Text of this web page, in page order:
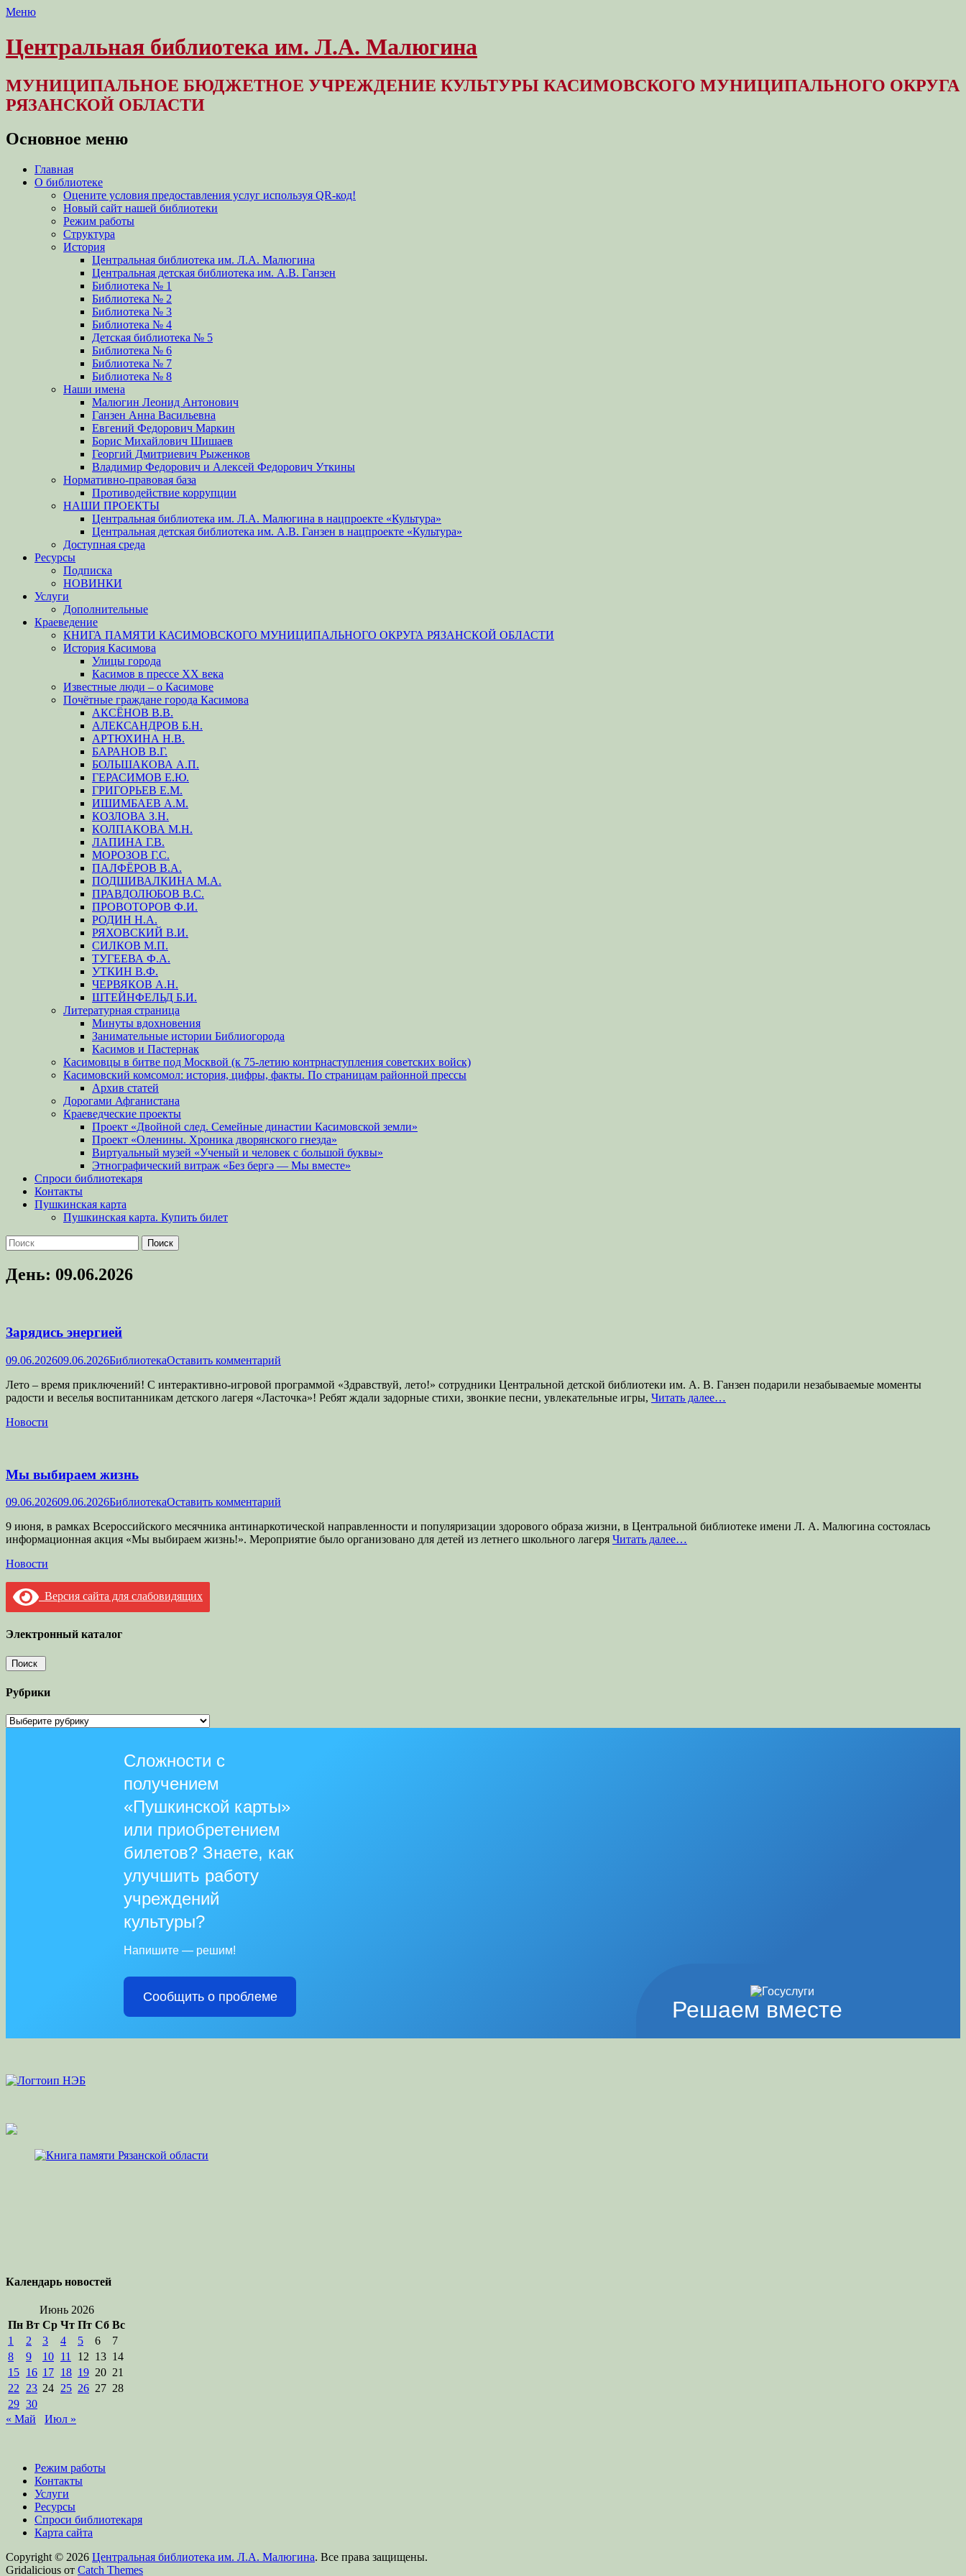
Меню
Центральная библиотека им. Л.А. Малюгина
МУНИЦИПАЛЬНОЕ БЮДЖЕТНОЕ УЧРЕЖДЕНИЕ КУЛЬТУРЫ КАСИМОВСКОГО МУНИЦИПАЛЬНОГО ОКРУГА
РЯЗАНСКОЙ ОБЛАСТИ
Основное меню
Перейти
содержимому
Главная
О библиотеке
Оцените условия предоставления услуг используя QR-код!
Новый сайт нашей библиотеки
Режим работы
Структура
История
Центральная библиотека им. Л.А. Малюгина
Центральная детская библиотека им. А.В. Ганзен
Библиотека № 1
Библиотека № 2
Библиотека № 3
Библиотека № 4
Детская библиотека № 5
Библиотека № 6
Библиотека № 7
Библиотека № 8
Наши имена
Малюгин Леонид Антонович
Ганзен Анна Васильевна
Евгений Федорович Маркин
Борис Михайлович Шишаев
Георгий Дмитриевич Рыженков
Владимир Федорович и Алексей Федорович Уткины
Нормативно-правовая база
Противодействие коррупции
НАШИ ПРОЕКТЫ
Центральная библиотека им. Л.А. Малюгина в нацпроекте «Культура»
Центральная детская библиотека им. А.В. Ганзен в нацпроекте «Культура»
Доступная среда
Ресурсы
Подписка
НОВИНКИ
Услуги
Дополнительные
Краеведение
КНИГА ПАМЯТИ КАСИМОВСКОГО МУНИЦИПАЛЬНОГО ОКРУГА РЯЗАНСКОЙ ОБЛАСТИ
История Касимова
Улицы города
Касимов в прессе XX века
Известные люди – о Касимове
Почётные граждане города Касимова
АКСЁНОВ В.В.
АЛЕКСАНДРОВ Б.Н.
АРТЮХИНА Н.В.
БАРАНОВ В.Г.
БОЛЬШАКОВА А.П.
ГЕРАСИМОВ Е.Ю.
ГРИГОРЬЕВ Е.М.
ИШИМБАЕВ А.М.
КОЗЛОВА З.Н.
КОЛПАКОВА М.Н.
ЛАПИНА Г.В.
МОРОЗОВ Г.С.
ПАЛФЁРОВ В.А.
ПОДШИВАЛКИНА М.А.
ПРАВДОЛЮБОВ В.С.
ПРОВОТОРОВ Ф.И.
РОДИН Н.А.
РЯХОВСКИЙ В.И.
СИЛКОВ М.П.
ТУГЕЕВА Ф.А.
УТКИН В.Ф.
ЧЕРВЯКОВ А.Н.
ШТЕЙНФЕЛЬД Б.И.
Литературная страница
Минуты вдохновения
Занимательные истории Библиогорода
Касимов и Пастернак
Касимовцы в битве под Москвой (к 75-летию контрнаступления советских войск)
Касимовский комсомол: история, цифры, факты. По страницам районной прессы
Архив статей
Дорогами Афганистана
Краеведческие проекты
Проект «Двойной след. Семейные династии Касимовской земли»
Проект «Оленины. Хроника дворянского гнезда»
Виртуальный музей «Ученый и человек с большой буквы»
Этнографический витраж «Без бергə — Мы вместе»
Спроси библиотекаря
Контакты
Пушкинская карта
Пушкинская карта. Купить билет
Поиск
Найти:
День: 09.06.2026
Зарядись энергией
Опубликовано
09.06.202609.06.2026Автор
БиблиотекаОставить комментарий
Лето – время приключений! С интерактивно-игровой программой «Здравствуй, лето!» сотрудники Центральной детской библиотеки им. А. В. Ганзен подарили незабываемые моменты
радости и веселья воспитанникам детского лагеря «Ласточка»! Ребят ждали задорные стихи, звонкие песни, увлекательные игры, Читать далее…
Категории
Новости
Мы выбираем жизнь
Опубликовано
09.06.202609.06.2026Автор
БиблиотекаОставить комментарий
9 июня, в рамках Всероссийского месячника антинаркотической направленности и популяризации здорового образа жизни, в Центральной библиотеке имени Л. А. Малюгина состоялась
информационная акция «Мы выбираем жизнь!». Мероприятие было организовано для детей из летнего школьного лагеря Читать далее…
Категории
Новости
Версия сайта для слабовидящих
Электронный каталог
Рубрики
Рубрики
Решаем вместе
Сложности с
получением
«Пушкинской карты»
или приобретением
билетов? Знаете, как
улучшить работу
учреждений
культуры?
Напишите — решим!
Сообщить о проблеме
Календарь новостей
Июнь 2026
Пн Вт Ср Чт Пт Сб Вс
1
2 3 4 5 6
7
8
9 10 11 12 13 14
15 16 17 18 19 20 21
22
23 24 25 26 27 28
29 30
« Май
Июл »
Режим работы
Контакты
Услуги
Ресурсы
Спроси библиотекаря
Карта сайта
Copyright © 2026 Центральная библиотека им. Л.А. Малюгина. Все права защищены.
Gridalicious от Catch Themes